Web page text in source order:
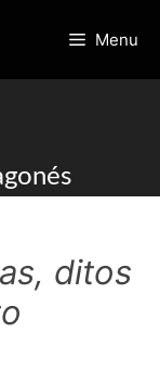
Menu
ditos